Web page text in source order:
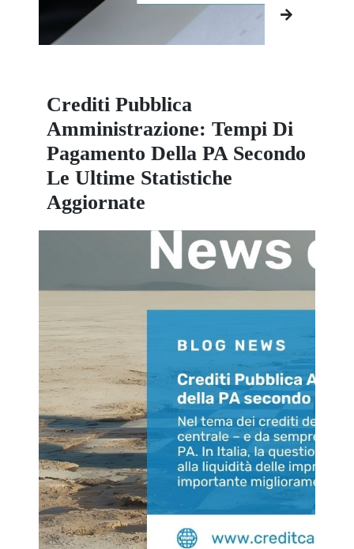
Crediti Pubblica
Amministrazione: Tempi Di
Pagamento Della PA Secondo
Le Ultime Statistiche
Aggiornate